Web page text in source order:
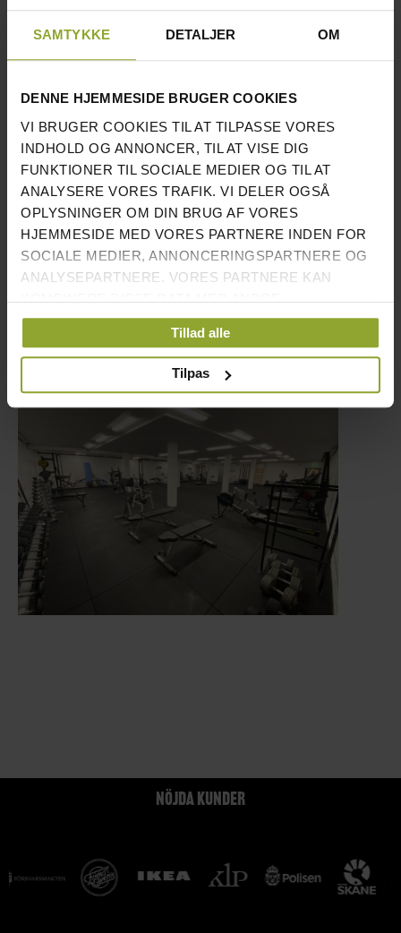
SAMTYKKE DETALJER OM
DENNE HJEMMESIDE BRUGER COOKIES
VI BRUGER COOKIES TIL AT TILPASSE VORES
INDHOLD OG ANNONCER, TIL AT VISE DIG
FUNKTIONER TIL SOCIALE MEDIER OG TIL AT
ANALYSERE VORES TRAFIK. VI DELER OGSÅ
OPLYSNINGER OM DIN BRUG AF VORES
HJEMMESIDE MED VORES PARTNERE INDEN FOR
SOCIALE MEDIER, ANNONCERINGSPARTNERE OG
ANALYSEPARTNERE. VORES PARTNERE KAN
KOMBINERE DISSE DATA MED ANDRE
OPLYSNINGER, DU HAR GIVET DEM, ELLER SOM DE
HAR INDSAMLET FRA DIN BRUG AF DERES
TJENESTER.
Tillad alle
Tilpas
NÖJDA KUNDER